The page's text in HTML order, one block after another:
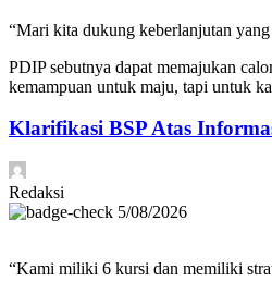
“Mari kita dukung keberlanjutan
PDIP sebutnya dapat memajukan
kemampuan untuk maju, tapi untuk
Klarifikasi BSP Atas
Redaksi
5/08/2026
“Kami miliki 6 kursi dan memiliki